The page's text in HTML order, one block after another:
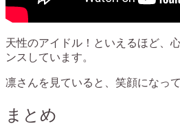
天性のアイドル！といえるほど、
ンスしています。
凛さんを見ていると、笑顔になっ
まとめ